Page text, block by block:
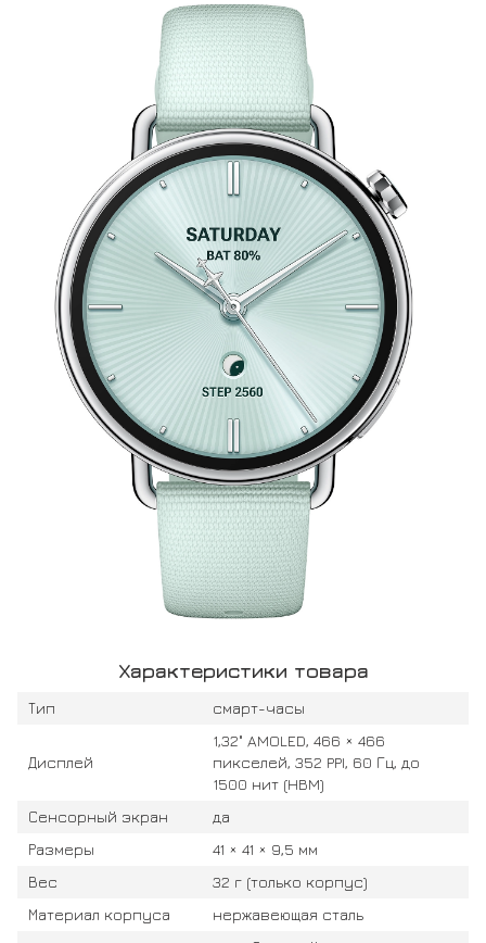
Характеристики товара
Тип смарт-часы
Дисплей
1,32" AMOLED, 466 × 466
пикселей, 352 PPI, 60 Гц, до
1500 нит (HBM)
Сенсорный экран
да
Размеры
41 × 41 × 9,5 мм
Вес
32 г (только корпус)
Материал корпуса
нержавеющая сталь